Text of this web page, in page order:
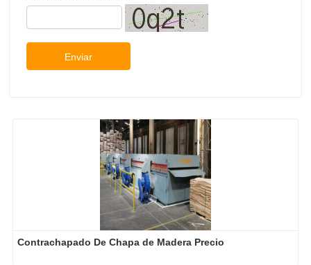
Enviar
Contrachapado De Chapa de Madera Precio